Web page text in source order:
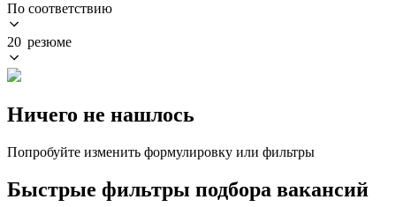
По соответствию
20 резюме
Ничего не нашлось
Попробуйте изменить формулировку или фильтры
Быстрые фильтры подбора вакансий